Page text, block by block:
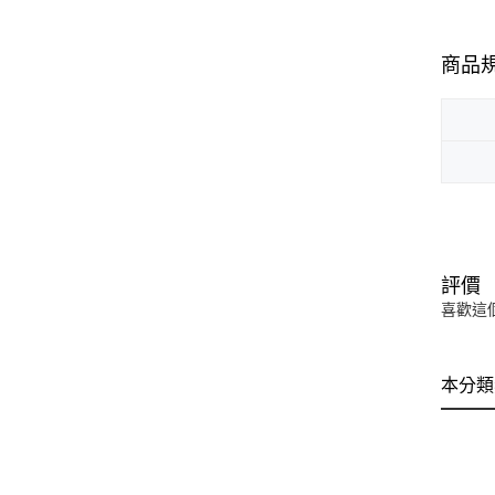
商品
評價
喜歡這
本分